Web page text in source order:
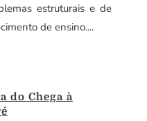
estruturais e de
de ensino....
do Chega à